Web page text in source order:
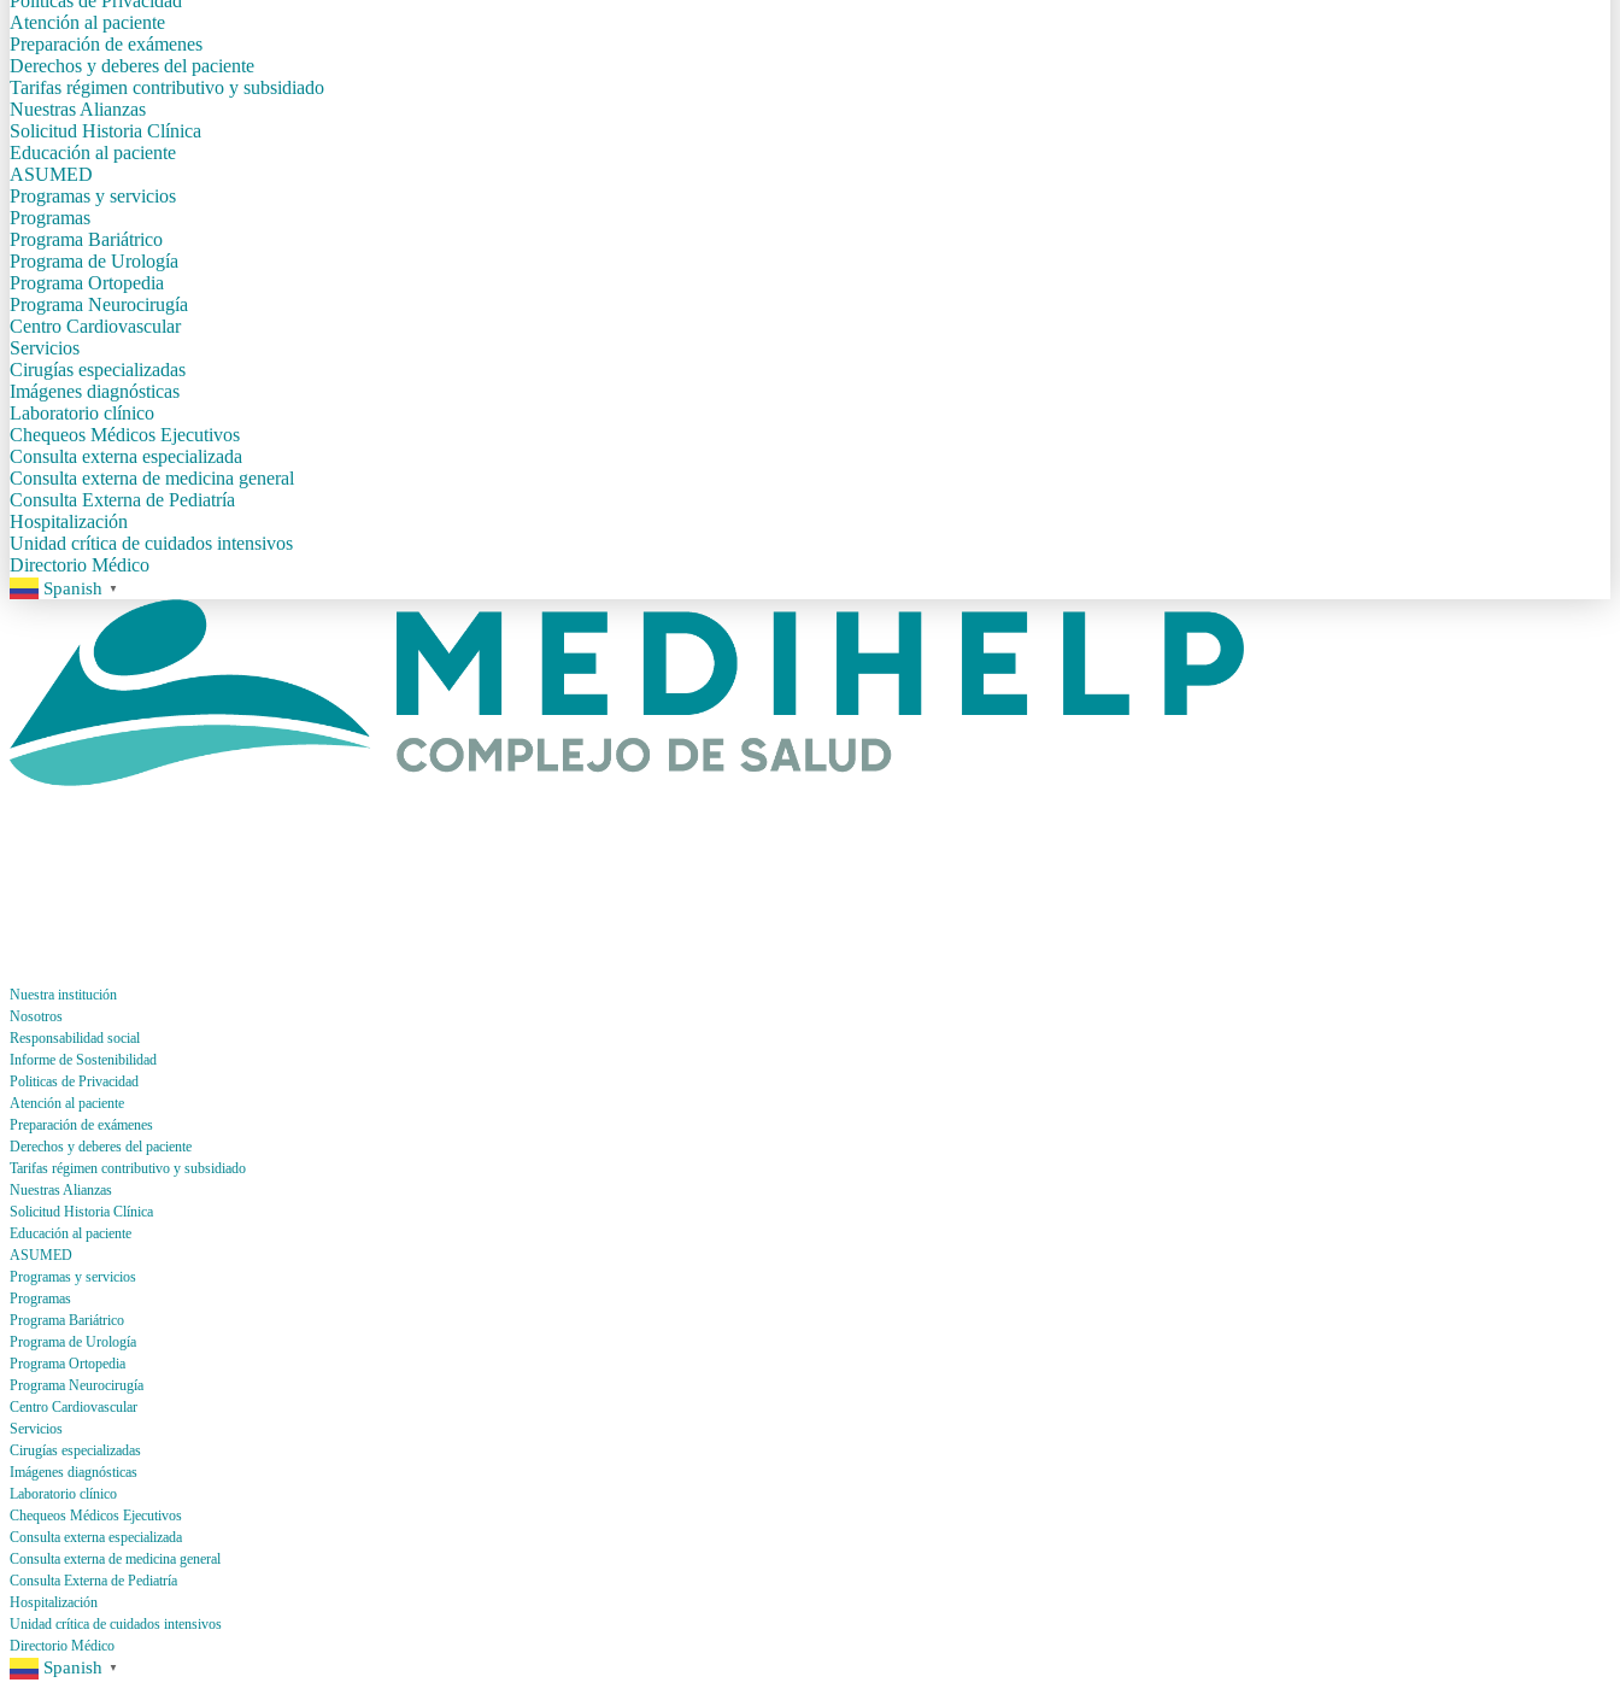
Atención al paciente
Preparación de exámenes
Derechos y deberes del paciente
Tarifas régimen contributivo y subsidiado
Nuestras Alianzas
Solicitud Historia Clínica
Educación al paciente
ASUMED
Programas y servicios
Programas
Programa Bariátrico
Programa de Urología
Programa Ortopedia
Programa Neurocirugía
Centro Cardiovascular
Servicios
Cirugías especializadas
Imágenes diagnósticas
Laboratorio clínico
Chequeos Médicos Ejecutivos
Consulta externa especializada
Consulta externa de medicina general
Consulta Externa de Pediatría
Hospitalización
Unidad crítica de cuidados intensivos
Directorio Médico
Spanish ▼
Nuestra institución
Nosotros
Responsabilidad social
Informe de Sostenibilidad
Politicas de Privacidad
Atención al paciente
Preparación de exámenes
Derechos y deberes del paciente
Tarifas régimen contributivo y subsidiado
Nuestras Alianzas
Solicitud Historia Clínica
Educación al paciente
ASUMED
Programas y servicios
Programas
Programa Bariátrico
Programa de Urología
Programa Ortopedia
Programa Neurocirugía
Centro Cardiovascular
Servicios
Cirugías especializadas
Imágenes diagnósticas
Laboratorio clínico
Chequeos Médicos Ejecutivos
Consulta externa especializada
Consulta externa de medicina general
Consulta Externa de Pediatría
Hospitalización
Unidad crítica de cuidados intensivos
Directorio Médico
Spanish ▼